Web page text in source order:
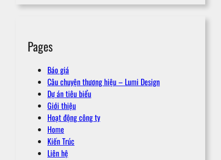
Pages
Báo giá
Câu chuyện thương hiệu – Lumi Design
Dự án tiêu biểu
Giới thiệu
Hoạt động công ty
Home
Kiến Trúc
Liên hệ